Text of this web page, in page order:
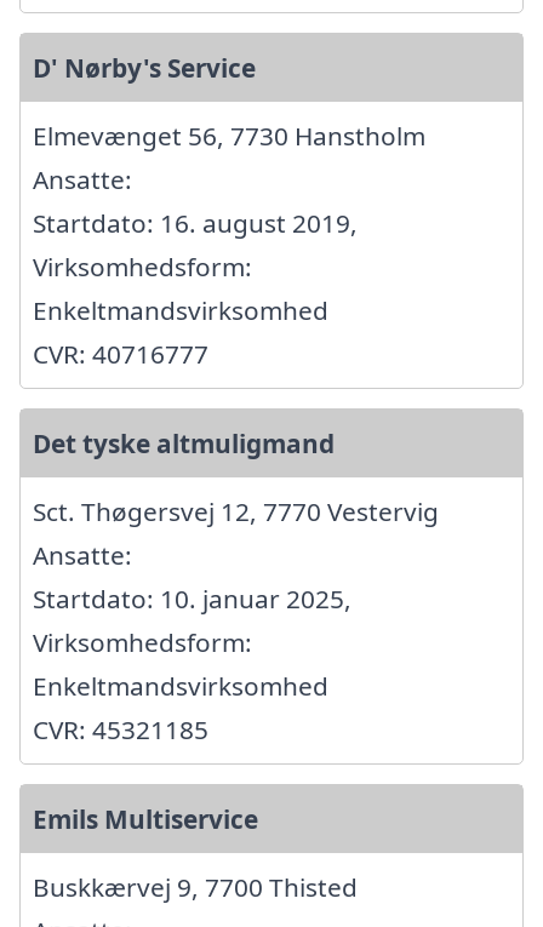
D' Nørby's Service
Elmevænget 56, 7730 Hanstholm
Ansatte:
Startdato: 16. august 2019,
Virksomhedsform:
Enkeltmandsvirksomhed
CVR: 40716777
Det tyske altmuligmand
Sct. Thøgersvej 12, 7770 Vestervig
Ansatte:
Startdato: 10. januar 2025,
Virksomhedsform:
Enkeltmandsvirksomhed
CVR: 45321185
Emils Multiservice
Buskkærvej 9, 7700 Thisted